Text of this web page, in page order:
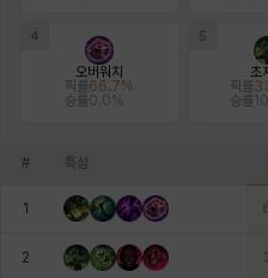
4
오버워치
픽률
승률
66.7%
0.0%
5
초
픽률
승률
# 특성
1
2